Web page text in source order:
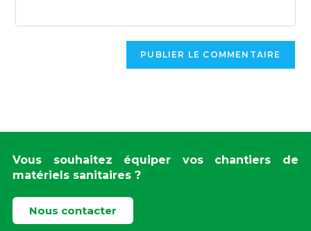
Vous souhaitez équiper vos chantiers de
matériels sanitaires ?
Nous contacter